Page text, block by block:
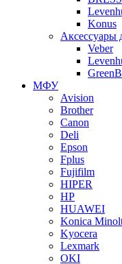
Konus
Аксессуары
Veber
МФУ
Avision
Brother
Canon
Deli
Epson
Fplus
Fujifilm
HIPER
HP
HUAWEI
Konica
Kyocera
Lexmark
OKI